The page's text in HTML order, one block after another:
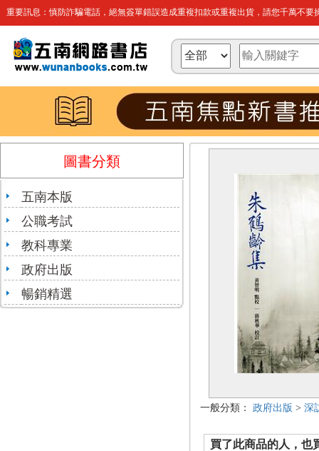
重要訊息：慎防詐騙電話，絕無簽單錯誤造成重複扣款或重複出貨，請您千萬不要
圖書分類
五南本版
公職考試
教科專業
政府出版
暢銷精選
一般分類： 政府出版 > 深
買了此商品的人，也